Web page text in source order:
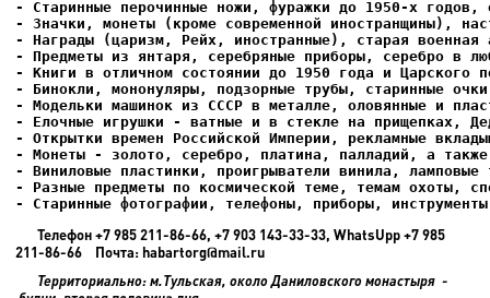
- Елочные игрушки - ватные и в стекле на прищепках,
- Старинные фотографии, телефоны, приборы,
Телефон +7 985 211-86-66, +7 903 143-33-33, WhatsUpp +7 985
211-86-66 Почта: habartorg@mail.ru
Территориально: м.Тульская, около Даниловского монастыря -